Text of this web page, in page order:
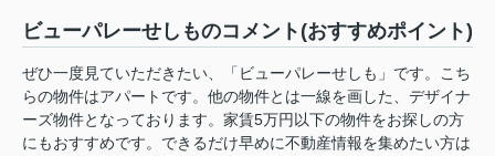
ビューパレーせしものコメント(おすすめポイント)
ぜひ一度見ていただきたい、「ビューパレーせしも」です。こち
らの物件はアパートです。他の物件とは一線を画した、デザイナ
ーズ物件となっております。家賃5万円以下の物件をお探しの方
にもおすすめです。できるだけ早めに不動産情報を集めたい方は